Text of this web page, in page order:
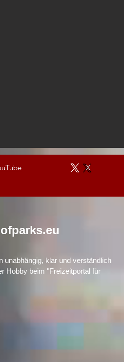
X
unabhängig, klar und verständlich
Hobby beim "Freizeitportal für